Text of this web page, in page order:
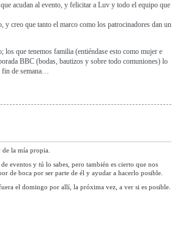
acudan al evento, y felicitar a Luv y todo el equipo que
y creo que tanto el marco como los patrocinadores dan un
los que tenemos familia (entiéndase esto como mujer e
BBC (bodas, bautizos y sobre todo comuniones) lo
fin de semana…
la mía propia.
eventos y tú lo sabes, pero también es cierto que nos
de boca por ser parte de él y ayudar a hacerlo posible.
el domingo por allí, la próxima vez, a ver si es posible.